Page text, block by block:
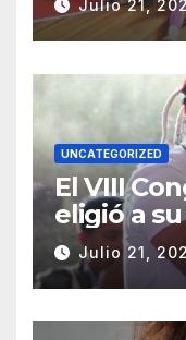
Julio 21,
UNCATEGORIZED
El VIII
eligió a
Gobierno
2028.
Julio 21,